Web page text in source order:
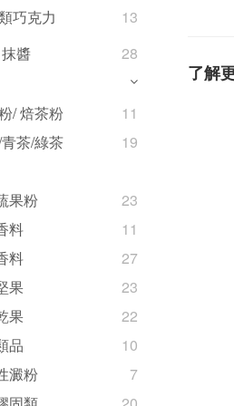
巧克力
13
醬
28
/ 焙茶粉
11
茶/綠茶
19
果粉
23
料
11
料
27
果
23
果
22
品
10
澱粉
7
了解